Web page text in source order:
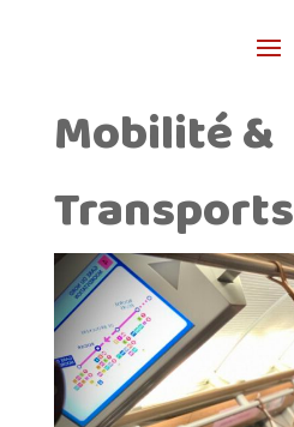
Mobilité &
Transports